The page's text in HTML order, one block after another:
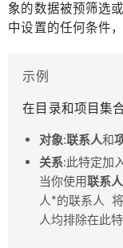
象的数据被预筛选
中设置的任何条件
示例
在目录和项目集
对象:联系人和
关系:此特定加
当你使用联系人
人"的联系人
人均排除在此